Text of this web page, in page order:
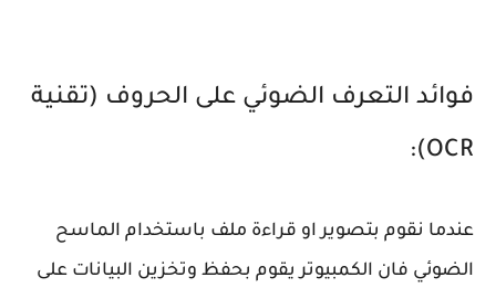
فوائد التعرف الضوئي على الحروف (تقنية
OCR):
عندما نقوم بتصوير او قراءة ملف باستخدام الماسح
الضوئي فان الكمبيوتر يقوم بحفظ وتخزين البيانات على